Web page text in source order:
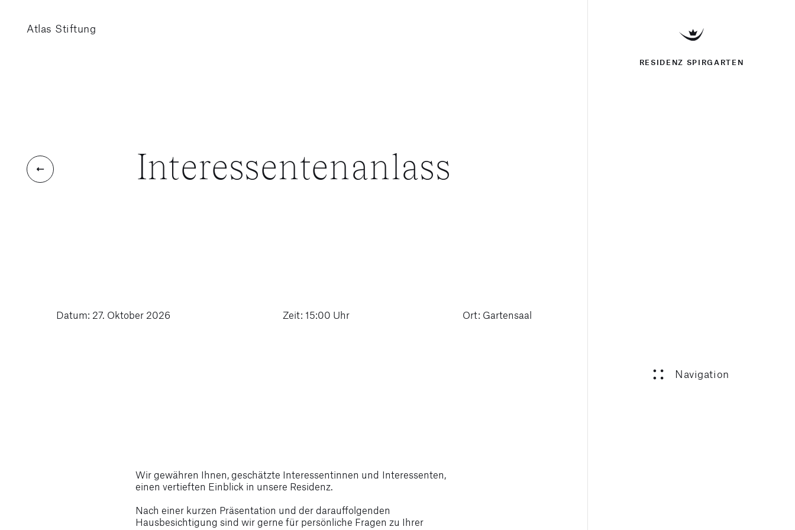
Atlas Stiftung
RESIDENZ SPIRGARTEN
Navigation
Interessentenanlass
Datum: 27. Oktober 2026 Zeit: 15:00 Uhr Ort: Gartensaal
Wir gewähren Ihnen, geschätzte Interessentinnen und Interessenten,
einen vertieften Einblick in unsere Residenz.
Nach einer kurzen Präsentation und der darauffolgenden
Hausbesichtigung sind wir gerne für persönliche Fragen zu Ihrer